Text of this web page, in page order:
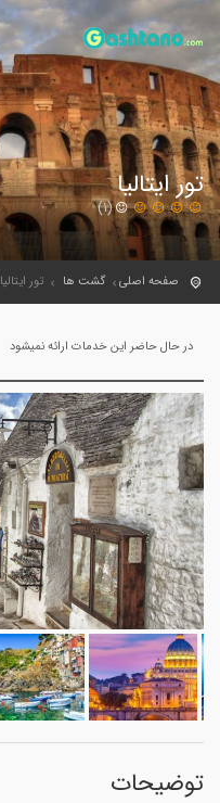
تور ایتالیا
(1)
صفحه اصلی گشت ها تور ایتالیا
در حال حاضر این خدمات ارائه نمیشود
توضیحات